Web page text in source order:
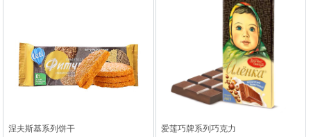
涅夫斯基系列饼干 爱莲巧牌系列巧克力